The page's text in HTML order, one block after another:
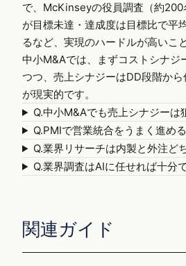
で、McKinseyの役員調査（約200
が目標未達・達成度は目標比で平
るなど、実現のハードルが高いこ
中小M&Aでは、まずコストシナジ
つつ、売上シナジーはDD段階か
が現実的です。
Q.中小M&Aでも売上シナジーは
Q.PMIで営業統合をうまく進め
Q.業界リサーチは内製と外注ど
Q.業界調査はAIに任せれば十分
関連ガイド